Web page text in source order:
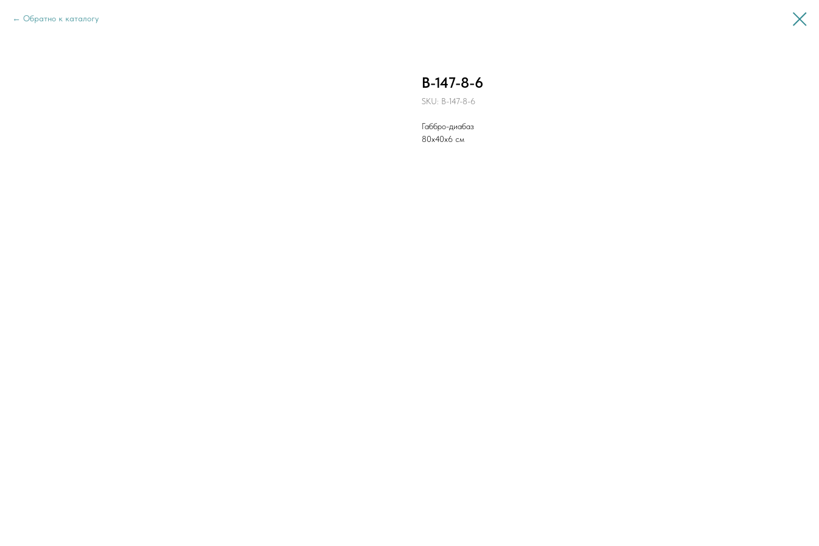
Обратно к каталогу
В-147-8-6
SKU: В-147-8-6
Габбро-диабаз
80х40х6 см